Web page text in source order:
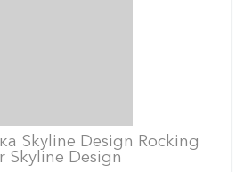
Skyline Design Rocking
Skyline Design